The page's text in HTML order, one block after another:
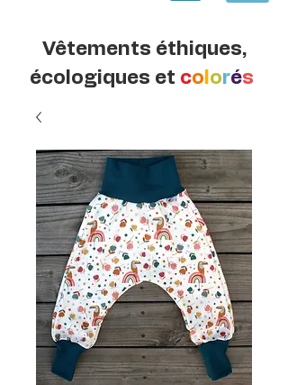
Vêtements éthiques,
écologiques et co orés